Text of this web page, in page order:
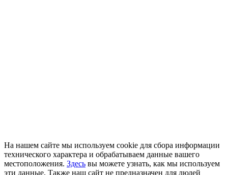
На нашем сайте мы используем cookie для сбора информации
технического характера и обрабатываем данные вашего
местоположения. Здесь вы можете узнать, как мы используем
эти данные. Также наш сайт не предназначен для людей